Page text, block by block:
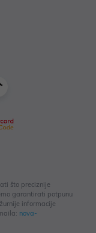
što preciznije
garantirati potpunu
informacije
nova-